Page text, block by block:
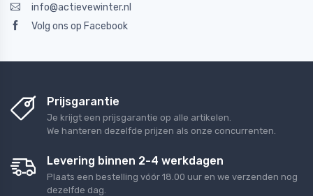
info@actievewinter.nl
Volg ons op Facebook
Prijsgarantie
Je krijgt een prijsgarantie op alle artikelen.
We hanteren dezelfde prijzen als onze concurrenten.
Levering binnen 2-4 werkdagen
Plaats een bestelling vóór 18.00 uur en we verzenden nog
dezelfde dag.